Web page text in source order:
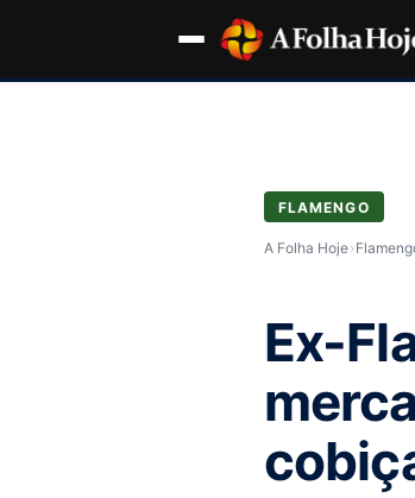
FLAMENGO
A Folha Hoje›
Ex-